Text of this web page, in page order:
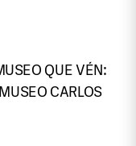
QUE VÉN:
CARLOS